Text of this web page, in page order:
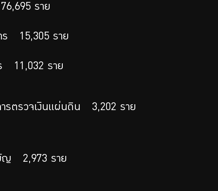
ราย
ร 15,305 ราย
11,032 ราย
รตรวจเงินแผ่นดิน 3,202 ราย
ญ 2,973 ราย